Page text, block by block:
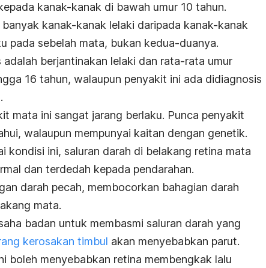
kanak-kanak di bawah umur 10 tahun.
kanak-kanak lelaki daripada kanak-kanak
pada sebelah mata, bukan kedua-duanya.
berjantinakan lelaki dan rata-rata umur
16 tahun, walaupun penyakit ini ada didiagnosis
mata ini sangat jarang berlaku. Punca penyakit
walaupun mempunyai kaitan dengan genetik.
kondisi ini, saluran darah di belakang retina mata
dan terdedah kepada pendarahan.
darah pecah, membocorkan bahagian darah
mata.
badan untuk membasmi saluran darah yang
kerosakan timbul akan menyebabkan parut.
boleh menyebabkan retina membengkak lalu